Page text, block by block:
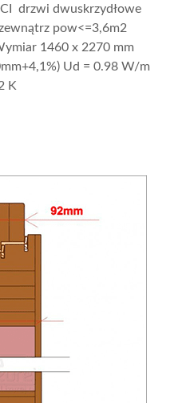
drzwi dwuskrzydłowe
pow<=3,6m2
1460 x 2270 mm
Ud = 0.98 W/m
K